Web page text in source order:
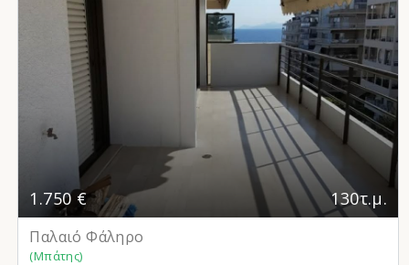
1.750 € 130τ.μ.
Παλαιό Φάληρο
(Μπάτης)